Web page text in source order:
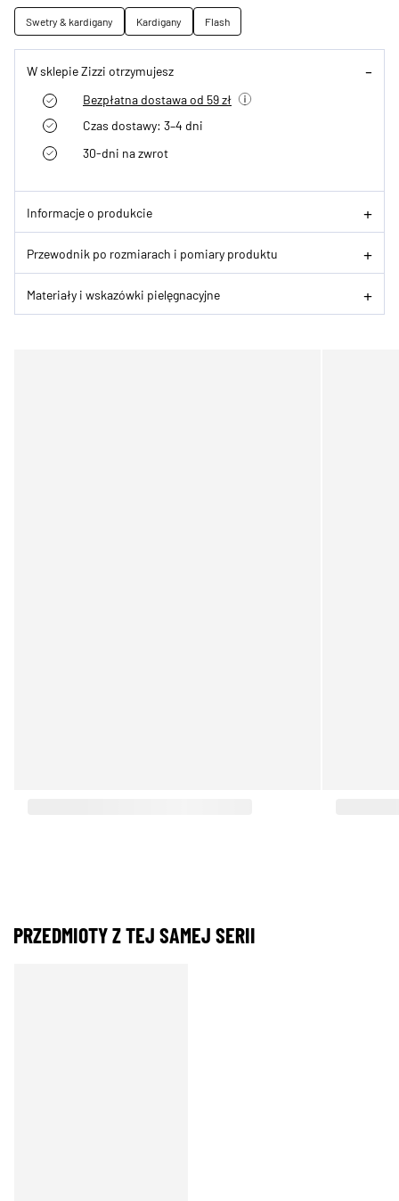
Swetry & kardigany Kardigany Flash
W sklepie Zizzi otrzymujesz
Bezpłatna dostawa od 59 zł
Czas dostawy: 3–4 dni
30-dni na zwrot
Informacje o produkcie
Przewodnik po rozmiarach i pomiary produktu
Materiały i wskazówki pielęgnacyjne
PRZEDMIOTY Z TEJ SAMEJ SERII